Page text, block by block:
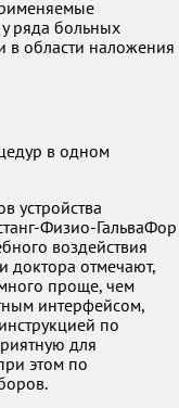
ряда больных
в области наложения
устройства
Физио-ГальваФор
воздействия
доктора отмечают,
проще, чем
интерфейсом,
по
для
этом по